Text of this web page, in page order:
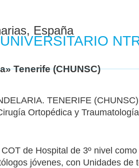
España
Tenerife (CHUNSC)
TENERIFE
Ortopédica y
de Hospital de 3º nivel
jóvenes, con Unidades de